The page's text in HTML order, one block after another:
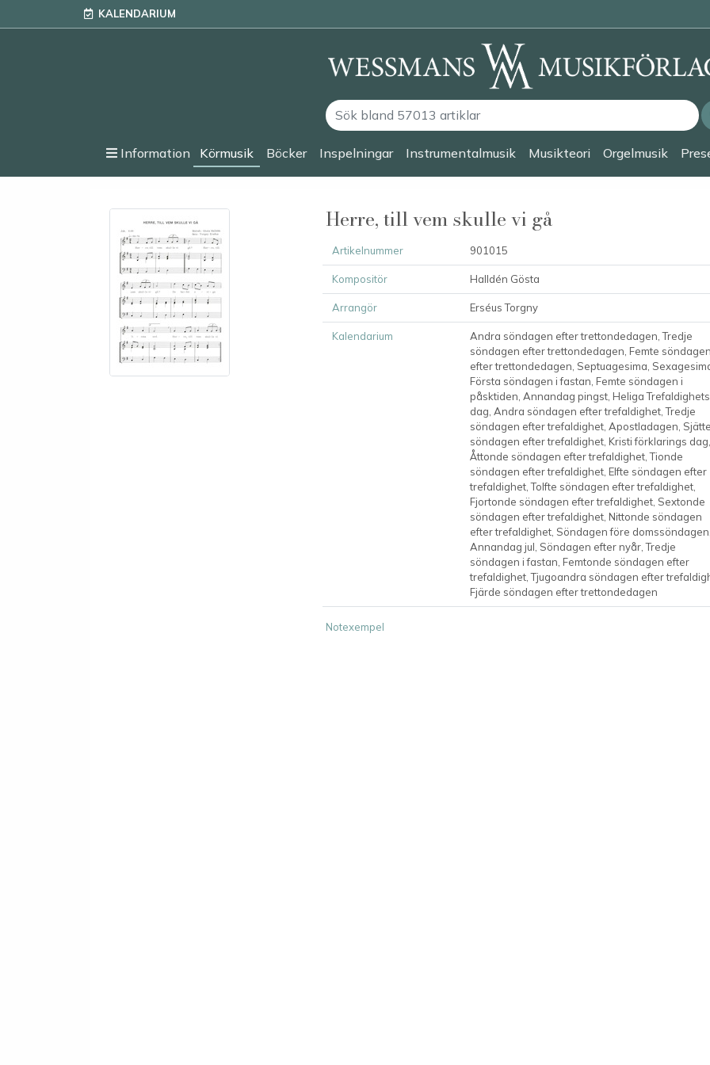
KALENDARIUM
Information Körmusik Böcker Inspelningar Instrumentalmusik Musikteori Orgelmusik
Herre, till vem skulle vi gå
Artikelnummer 901015
Kompositör Halldén Gösta
Arrangör Erséus Torgny
Kalendarium
Andra söndagen efter trettondedagen, Tredje
söndagen efter trettondedagen, Femte söndagen
efter trettondedagen, Septuagesima,
Första söndagen i fastan, Femte söndagen i
påsktiden, Annandag pingst, Heliga Trefaldighets
dag, Andra söndagen efter trefaldighet, Tredje
söndagen efter trefaldighet, Apostladagen, Sjätte
söndagen efter trefaldighet, Kristi förklarings dag,
Åttonde söndagen efter trefaldighet, Tionde
söndagen efter trefaldighet, Elfte söndagen efter
trefaldighet, Tolfte söndagen efter trefaldighet,
Fjortonde söndagen efter trefaldighet, Sextonde
söndagen efter trefaldighet, Nittonde söndagen
efter trefaldighet, Söndagen före domssöndagen,
Annandag jul, Söndagen efter nyår, Tredje
söndagen i fastan, Femtonde söndagen efter
trefaldighet, Tjugoandra söndagen efter
Fjärde söndagen efter trettondedagen
Notexempel